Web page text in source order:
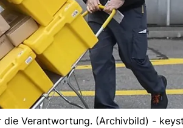
Verantwortung. (Archivbild) -